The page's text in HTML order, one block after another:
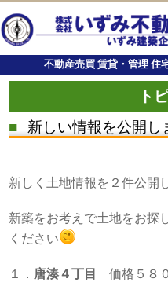
不動産売買 賃貸・管理 住
ト
■
新しい情報を公開し
新しく土地情報を２件公開
新築をお考えで土地をお探
ください
１． 唐湊４丁目
価格５８